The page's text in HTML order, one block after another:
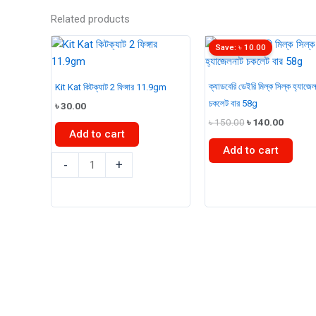
Related products
Kit Kat কিটক্যাট 2 ফিঙ্গার 11.9gm
৳30.00
Add to cart
-
Kat
2
+
ক্যাডবেরি ডেইরি মিল্ক সিল্ক
চকলেট বার 58g
৳150.00 Original
was:
৳ 150.00.
৳140.00Current
is:
৳ 140.00.
Save: ৳ 10.00
Add to cart
মিল্ক